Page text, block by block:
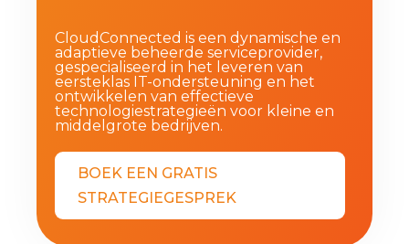
CloudConnected is een dynamische en
adaptieve beheerde serviceprovider,
gespecialiseerd in het leveren van
eersteklas IT-ondersteuning en het
ontwikkelen van effectieve
technologiestrategieën voor kleine en
middelgrote bedrijven.
BOEK EEN GRATIS
STRATEGIEGESPREK